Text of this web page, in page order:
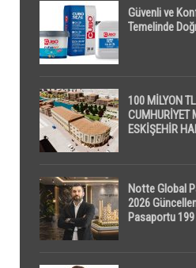
Güvenli ve
Temelinde
100 MİLYON
CUMHURİYET
ESKİŞEHİR
Notte Global
2026
Pasaportu 199